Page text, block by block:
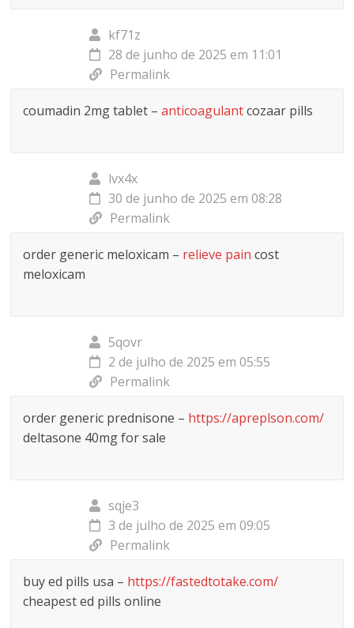
kf71z
28 de junho de 2025 em 11:01
Permalink
coumadin 2mg tablet –anticoagulantcozaar pills
lvx4x
30 de junho de 2025 em 08:28
Permalink
order generic meloxicam – relieve pain cost
meloxicam
5qovr
2 de julho de 2025 em 05:55
Permalink
order generic prednisone – https://apreplson.com/
deltasone 40mg for sale
sqje3
3 de julho de 2025 em 09:05
Permalink
buy ed pills usa – https://fastedtotake.com/
cheapest ed pills online